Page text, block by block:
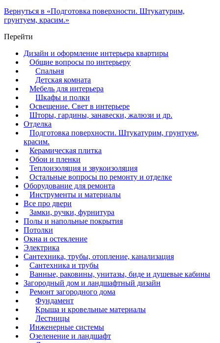
Вернуться в «Подготовка поверхности. Штукатурим,
грунтуем, красим.»
Перейти
Дизайн и оформление интерьера квартиры
Общие вопросы по интерьеру
Спальня
Детская комната
Мебель для интерьера
Шкафы и полки
Освещение. Свет в интерьере
Шторы, гардины, занавески, жалюзи и др.
Отделка
Подготовка поверхности. Штукатурим, грунтуем,
красим.
Керамическая плитка
Обои и пленки
Теплоизоляция и звукоизоляция
Остальные вопросы по ремонту и отделке
Оборудование для ремонта
Инструменты и материалы
Все про двери
Замки, ручки, фурнитура
Полы и напольные покрытия
Потолки
Окна и остекление
Электрика
Сантехника, трубы, отопление, канализация
Сантехника и трубы
Ванные, раковины, унитазы, биде и душевые кабины
Загородный дом и ландшафтный дизайн
Ремонт загородного дома
Фундамент
Крыша и кровельные материалы
Лестницы
Инженерные системы
Озеленение и ландшафт